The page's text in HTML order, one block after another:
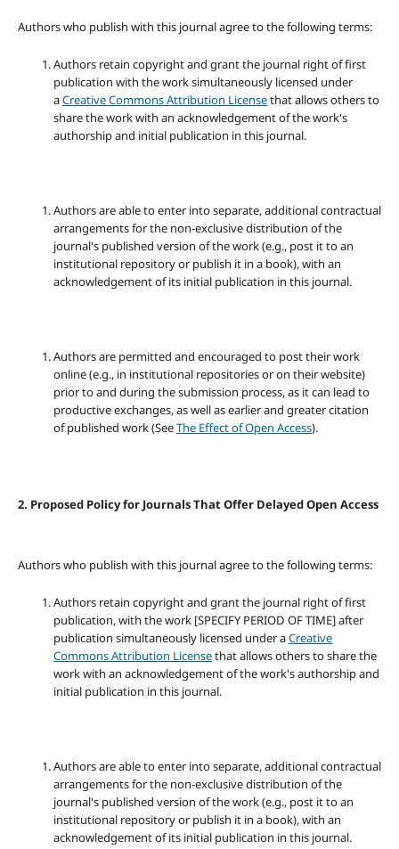
Authors who publish with this journal agree to the following terms:
Authors retain copyright and grant the journal right of first
publication with the work simultaneously licensed under
aCreative Commons Attribution Licensethat allows others to
share the work with an acknowledgement of the work's
authorship and initial publication in this journal.
Authors are able to enter into separate, additional contractual
arrangements for the non-exclusive distribution of the
journal's published version of the work (e.g., post it to an
institutional repository or publish it in a book), with an
acknowledgement of its initial publication in this journal.
Authors are permitted and encouraged to post their work
online (e.g., in institutional repositories or on their website)
prior to and during the submission process, as it can lead to
productive exchanges, as well as earlier and greater citation
of published work (SeeThe Effect of Open Access).
2. Proposed Policy for Journals That Offer Delayed Open Access
Authors who publish with this journal agree to the following terms:
Authors retain copyright and grant the journal right of first
publication, with the work [SPECIFY PERIOD OF TIME] after
publication simultaneously licensed under aCreative
Commons Attribution Licensethat allows others to share the
work with an acknowledgement of the work's authorship and
initial publication in this journal.
Authors are able to enter into separate, additional contractual
arrangements for the non-exclusive distribution of the
journal's published version of the work (e.g., post it to an
institutional repository or publish it in a book), with an
acknowledgement of its initial publication in this journal.